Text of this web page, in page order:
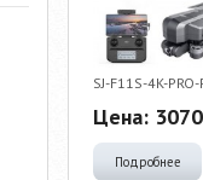
SJ-F11S-4K-
Цена:
Подробнее